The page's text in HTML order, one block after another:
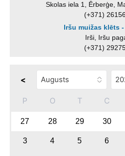
Skolas iela 1, Ērberģe,
(+371)
Iršu muižas klēts
Irši, Iršu
(+371)
<
P O T C
27 28 29 30
3 4 5 6